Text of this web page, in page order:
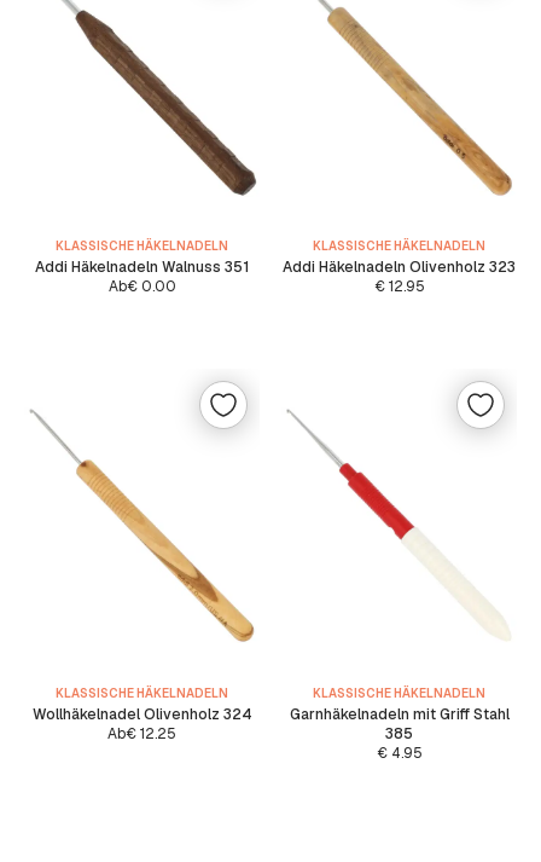
KLASSISCHE HÄKELNADELN
Addi Häkelnadeln Walnuss 351
Ab€0.00
KLASSISCHE HÄKELNADELN
Addi Häkelnadeln Olivenholz 323
€12.95
KLASSISCHE HÄKELNADELN
Wollhäkelnadel Olivenholz 324
Ab€12.25
KLASSISCHE HÄKELNADELN
Garnhäkelnadeln mit Griff Stahl
385
€4.95